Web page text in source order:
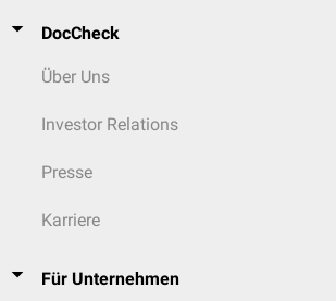
DocCheck
Über Uns
Investor Relations
Presse
Karriere
Für Unternehmen